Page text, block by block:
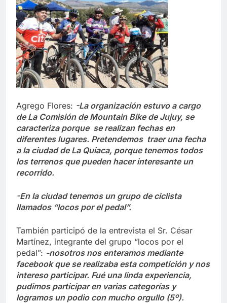
Agrego Flores: -La organización estuvo a cargo
de La Comisión de Mountain Bike de Jujuy, se
caracteriza porque se realizan fechas en
diferentes lugares. Pretendemos traer una fecha
a la ciudad de La Quiaca, porque tenemos todos
los terrenos que pueden hacer interesante un
recorrido.
-En la ciudad tenemos un grupo de ciclista
llamados “locos por el pedal”.
También participó de la entrevista el Sr. César
Martínez, integrante del grupo “locos por el
pedal”: -nosotros nos enteramos mediante
facebook que se realizaba esta competición y nos
intereso participar. Fué una linda experiencia,
pudimos participar en varias categorías y
logramos un podio con mucho orgullo (5º).